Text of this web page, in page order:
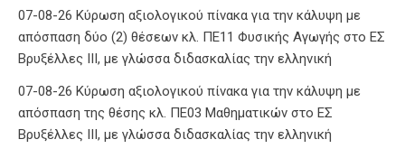
07-08-26 Κύρωση αξιολογικού πίνακα για την κάλυψη με
απόσπαση δύο (2) θέσεων κλ. ΠΕ11 Φυσικής Αγωγής στο ΕΣ
Βρυξέλλες ΙΙΙ, με γλώσσα διδασκαλίας την ελληνική
07-08-26 Κύρωση αξιολογικού πίνακα για την κάλυψη με
απόσπαση της θέσης κλ. ΠΕ03 Μαθηματικών στο ΕΣ
Βρυξέλλες ΙΙΙ, με γλώσσα διδασκαλίας την ελληνική